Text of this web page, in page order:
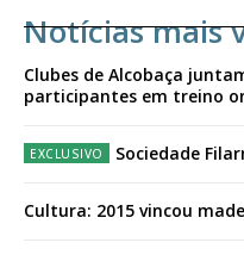
Notícias mais
Clubes de Alcobaça
participantes em treino
Sociedade
Cultura: 2015 vincou